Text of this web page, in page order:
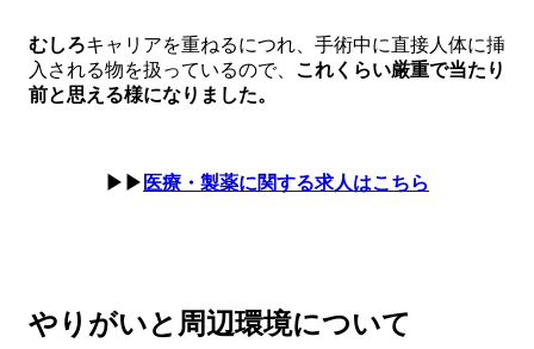
むしろキャリアを重ねるにつれ、手術中に直接人体に挿
入される物を扱っているので、 これくらい厳重で当たり
前と思える様になりました。
▶▶ 医療・製薬に関する求人はこちら
やりがいと周辺環境について